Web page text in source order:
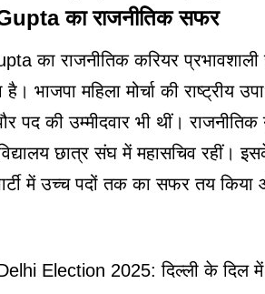
का राजनीतिक सफर
का राजनीतिक करियर प्रभावशाली
है। भाजपा महिला मोर्चा की राष्ट्रीय
पद की उम्मीदवार भी थीं। राजनीतिक
छात्र संघ में महासचिव रहीं।
में उच्च पदों तक का सफर तय
Election 2025: दिल्ली के दिल